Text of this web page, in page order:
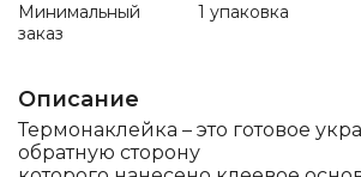
Минимальный
заказ
1 упаковка
Описание
Термонаклейка – это готовое
обратную сторону